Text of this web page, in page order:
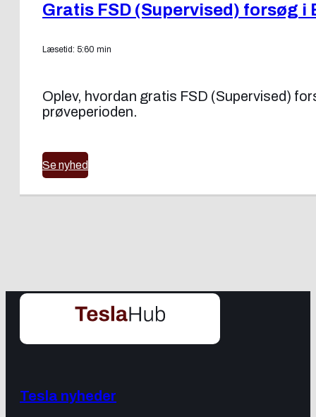
Gratis FSD (Supervised) forsøg i
Læsetid: 5:60 min
Oplev, hvordan gratis FSD (Supervised)
prøveperioden.
Se nyhed
Tesla nyheder